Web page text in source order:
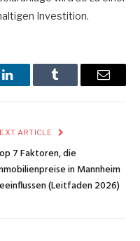
Investition.
LinkedInTumblr Email
ARTICLE
7 Faktoren, die
in Mannheim
(Leitfaden 2026)